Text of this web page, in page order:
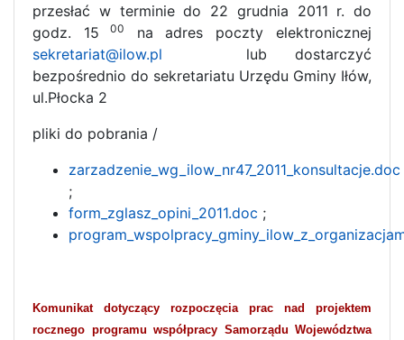
przesłać w terminie do 22 grudnia 2011 r. do
godz. 15 00
na adres poczty elektronicznej
sekretariat@ilow.pl
lub dostarczyć
bezpośrednio do sekretariatu Urzędu Gminy Iłów,
ul.Płocka 2
pliki do pobrania /
zarzadzenie_wg_ilow_nr47_2011_konsultacje.doc
;
form_zglasz_opini_2011.doc ;
Komunikat dotyczący rozpoczęcia prac nad projektem
rocznego programu współpracy Samorządu Województwa